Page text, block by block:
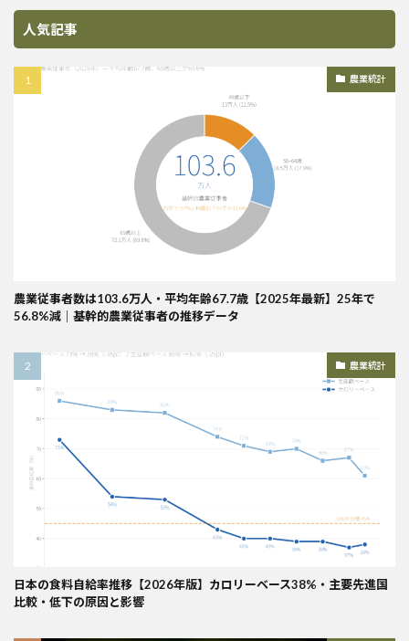
人気記事
農業統計
農業従事者数は103.6万人・平均年齢67.7歳【2025年最新】25年で
56.8%減｜基幹的農業従事者の推移データ
農業統計
日本の食料自給率推移【2026年版】カロリーベース38%・主要先進国
比較・低下の原因と影響